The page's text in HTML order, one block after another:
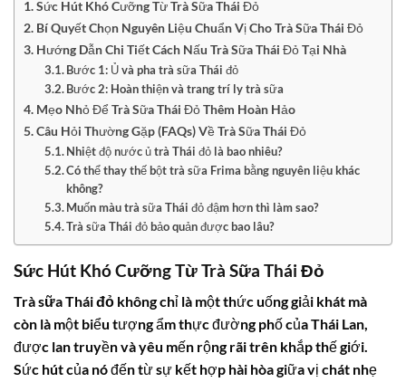
Sức Hút Khó Cưỡng Từ Trà Sữa Thái Đỏ
Bí Quyết Chọn Nguyên Liệu Chuẩn Vị Cho Trà Sữa Thái Đỏ
Hướng Dẫn Chi Tiết Cách Nấu Trà Sữa Thái Đỏ Tại Nhà
Bước 1: Ủ và pha trà sữa Thái đỏ
Bước 2: Hoàn thiện và trang trí ly trà sữa
Mẹo Nhỏ Để Trà Sữa Thái Đỏ Thêm Hoàn Hảo
Câu Hỏi Thường Gặp (FAQs) Về Trà Sữa Thái Đỏ
Nhiệt độ nước ủ trà Thái đỏ là bao nhiêu?
Có thể thay thế bột trà sữa Frima bằng nguyên liệu khác
không?
Muốn màu trà sữa Thái đỏ đậm hơn thì làm sao?
Trà sữa Thái đỏ bảo quản được bao lâu?
Sức Hút Khó Cưỡng Từ Trà Sữa Thái Đỏ
Trà sữa Thái đỏ không chỉ là một thức uống giải khát mà
còn là một biểu tượng ẩm thực đường phố của Thái Lan,
được lan truyền và yêu mến rộng rãi trên khắp thế giới.
Sức hút của nó đến từ sự kết hợp hài hòa giữa vị chát nhẹ